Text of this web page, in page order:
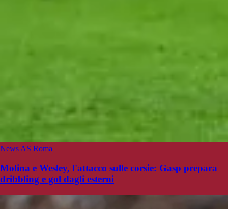
News AS Roma
Molina e Wesley, l'attacco sulle corsie: Gasp prepara
dribbling e gol dagli esterni